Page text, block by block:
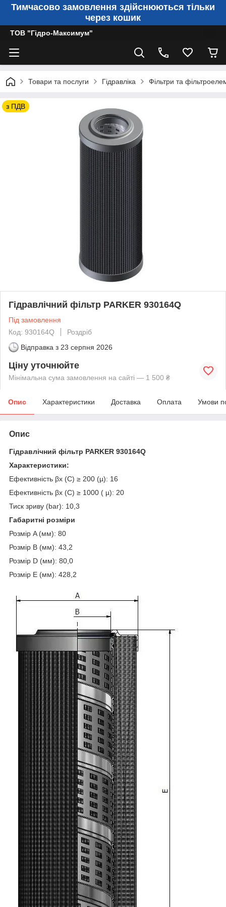
Тимчасово замовлення здійснюються тільки
через кошик
ТОВ "Гідро-Максимум"
Товари та послуги Гідравліка Фільтри та
з ПДВ
Гідравлічний фільтр PARKER 930164Q
Під замовлення
Код: 930164Q
Роздріб
Відправка з 23 серпня 2026
Ціну уточнюйте
Мінімальна сума замовлення на сайті — 1 500 ₴
Опис Характеристики Доставка Оплата Умови
Опис
Гідравлічний фільтр PARKER 930164Q
Характеристики:
Ефективність βx (C) ≥ 200 (µ): 16
Ефективність βx (C) ≥ 1000 ( µ): 20
Тиск зриву (bar): 10,3
Габаритні розміри
Розмір A (мм): 80
Розмір B (мм): 43,2
Розмір D (мм): 80,0
Розмір E (мм): 428,2